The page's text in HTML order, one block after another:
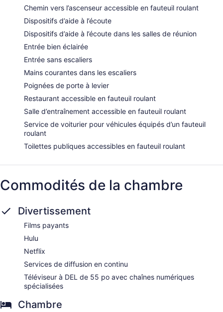
Chemin vers l’ascenseur accessible en fauteuil roulant
Dispositifs d’aide à l’écoute
Dispositifs d’aide à l’écoute dans les salles de réunion
Entrée bien éclairée
Entrée sans escaliers
Mains courantes dans les escaliers
Poignées de porte à levier
Restaurant accessible en fauteuil roulant
Salle d’entraînement accessible en fauteuil roulant
Service de voiturier pour véhicules équipés d’un fauteuil
roulant
Toilettes publiques accessibles en fauteuil roulant
Commodités de la chambre
Divertissement
Films payants
Hulu
Netflix
Services de diffusion en continu
Téléviseur à DEL de 55 po avec chaînes numériques
spécialisées
Chambre